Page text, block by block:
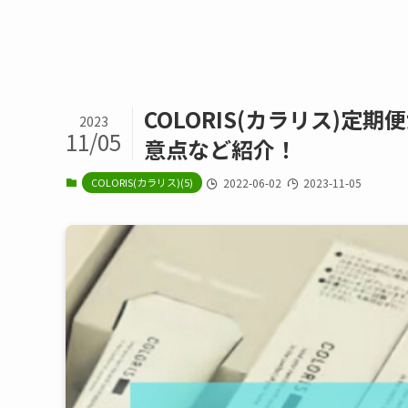
COLORIS(カラリス)定期
意点など紹介！
2023
11/05
COLORIS(カラリス)(5) 2022-06-02 2023-11-05